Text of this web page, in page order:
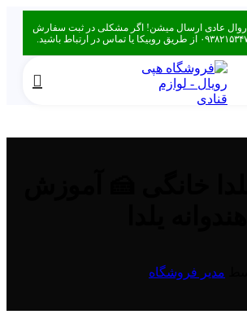
عادی ارسال میشن! اگر مشکلی در ثبت سفارش
مدیر فروشگاه